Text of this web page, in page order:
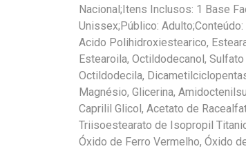
Nacional;Itens Inclusos: 1 Base
Unissex;Público:
Acido Polihidroxiestearico,
Estearoila, Octildodecanol,
Octildodecila,
Magnésio, Glicerina,
Caprilil Glicol, Acetato de
Triisoestearato de Isopropil
Óxido de Ferro Vermelho, Óxido